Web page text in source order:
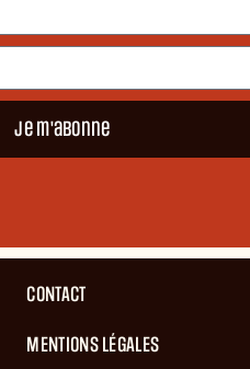
Je m'abonne
CONTACT
MENTIONS LÉGALES